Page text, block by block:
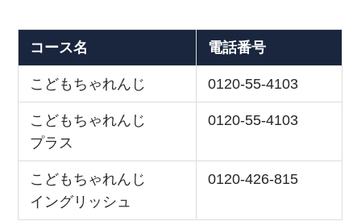
コース名 電話番号
こどもちゃれんじ 0120-55-4103
こどもちゃれんじ
プラス
0120-55-4103
こどもちゃれんじ
イングリッシュ
0120-426-815